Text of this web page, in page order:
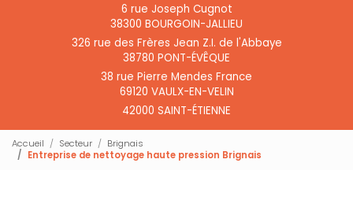
6 rue Joseph Cugnot
38300 BOURGOIN-JALLIEU
326 rue des Frères Jean Z.I. de l'Abbaye
38780 PONT-ÉVÊQUE
38 rue Pierre Mendes France
69120 VAULX-EN-VELIN
42000 SAINT-ÉTIENNE
Accueil Secteur
Brignais
Entreprise de nettoyage haute pression Brignais